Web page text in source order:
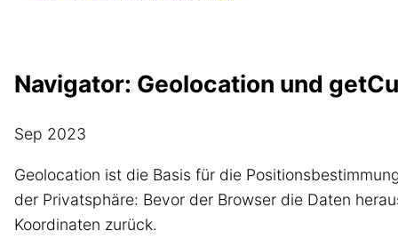
Navigator: Geolocation und
Sep 2023
Geolocation ist die Basis für die
der Privatsphäre: Bevor der Browser die Daten
Koordinaten zurück.